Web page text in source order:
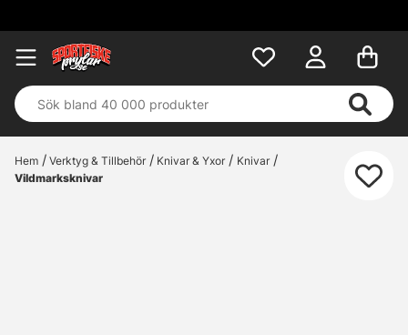
Hem Verktyg & Tillbehör Knivar & Yxor
Knivar
Vildmarksknivar